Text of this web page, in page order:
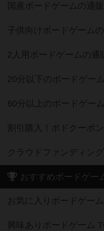
国産ボードゲームの通
子供向けボードゲーム
2人用ボードゲームの通
20分以下のボードゲー
60分以上のボードゲー
割引購入！ボドクーポ
クラウドファンディン
おすすめボードゲー
お気に入りボードゲー
興味ありボードゲーム